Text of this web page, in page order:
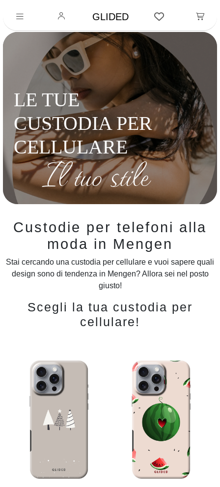
GLIDED
LE TUE
CUSTODIA PER
CELLULARE
Il tuo stile
Custodie per telefoni alla
moda in Mengen
Stai cercando una custodia per cellulare e vuoi sapere quali
design sono di tendenza in Mengen? Allora sei nel posto
giusto!
Scegli la tua custodia per
cellulare!